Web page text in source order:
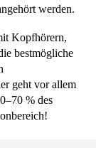
werden.
Kopfhörern,
bestmögliche
geht vor allem
% des